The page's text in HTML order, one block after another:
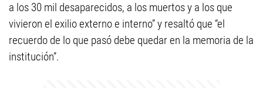
a los 30 mil desaparecidos, a los muertos y a los que
vivieron el exilio externo e interno” y resaltó que “el
recuerdo de lo que pasó debe quedar en la memoria de la
institución”.